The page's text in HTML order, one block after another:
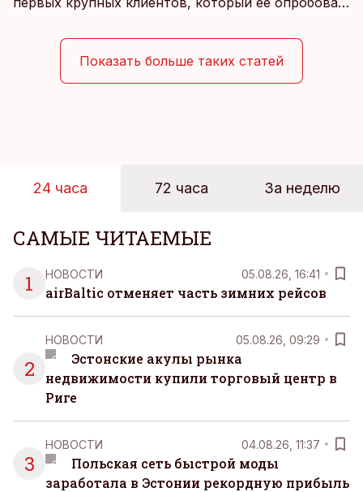
новую технологию в условиях портовой
инфраструктуры.Показать больше таких статей
24 часа 72 часа За неделю
САМЫЕ ЧИТАЕМЫЕ
1
НОВОСТИ 05.08.26, 16:41
airBaltic отменяет часть зимних рейсов
2
НОВОСТИ 05.08.26, 09:29
Эстонские акулы рынка
недвижимости купили торговый центр в
Риге
3
НОВОСТИ 04.08.26, 11:37
Польская сеть быстрой моды
заработала в Эстонии рекордную прибыль